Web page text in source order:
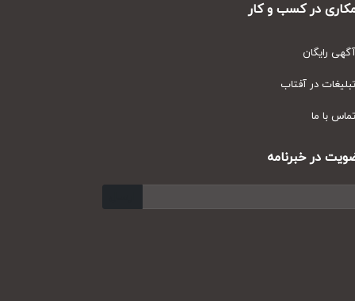
در کسب و کار
رایگان
در آفتاب
با ما
در خبرنامه